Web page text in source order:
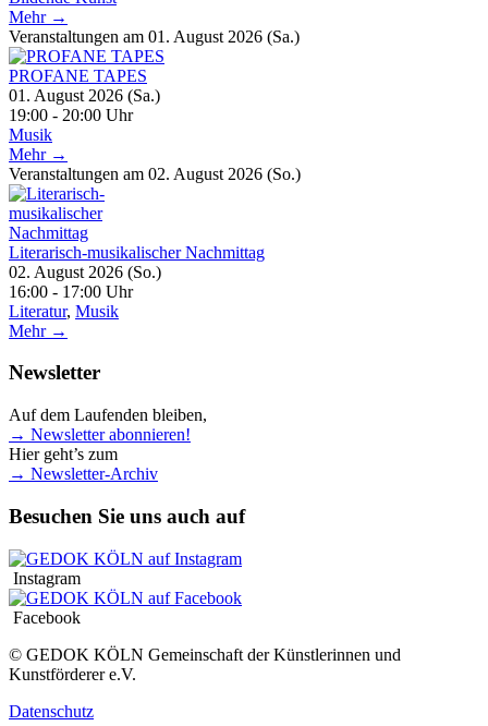
Mehr →
Veranstaltungen am 01. August 2026 (Sa.)
PROFANE TAPES
01. August 2026 (Sa.)
19:00 - 20:00 Uhr
Musik
Mehr →
Veranstaltungen am 02. August 2026 (So.)
Literarisch-musikalischer Nachmittag
02. August 2026 (So.)
16:00 - 17:00 Uhr
Literatur, Musik
Mehr →
Newsletter
Auf dem Laufenden bleiben,
→ Newsletter abonnieren!
Hier geht’s zum
→ Newsletter-Archiv
Besuchen Sie uns auch auf
Instagram
Facebook
© GEDOK KÖLN Gemeinschaft der Künstlerinnen und
Kunstförderer e.V.
Datenschutz